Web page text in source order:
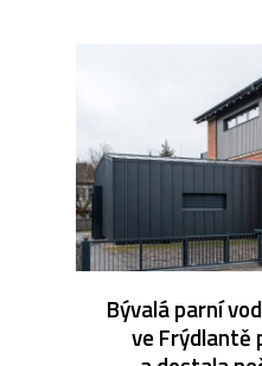
Bývalá parní
ve Frýdlantě